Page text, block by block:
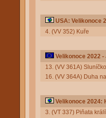
USA: Velikonoce
4. (VV 352) Kuře
Velikonoce 2022
13. (VV 361A)
16. (VV 364A) Duha
Velikonoce 2024:
3. (VT 337) Piňata